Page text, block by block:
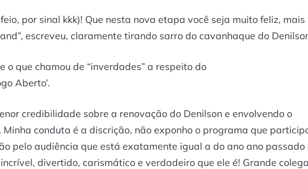
por sinal kkk)! Que nesta nova etapa você seja muito feliz, mais
escreveu, claramente tirando sarro do cavanhaque do
que chamou de “inverdades” a respeito do
Aberto’.
credibilidade sobre a renovação do Denilson e envolvendo o
conduta é a discrição, não exponho o programa que
pelo audiência que está exatamente igual a do ano ano passado
divertido, carismático e verdadeiro que ele é! Grande